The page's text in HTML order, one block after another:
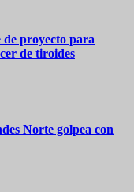
de proyecto para
de tiroides
Norte golpea con